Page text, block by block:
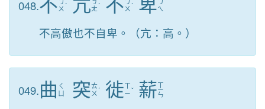
048.不 ㄨ ˋ 亢ㄤˋ 不 ㄨ ˋ 卑ㄟ
不高傲也不自卑。（亢：高。）
049.曲 ㄑ
突ㄊ
ㄨ ˊ 徙ㄒ
ㄧˇ 薪ㄒ
ㄧ
ㄣ